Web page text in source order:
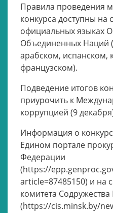
Правила проведения
конкурса доступны на
официальных языках
Объединенных Наций
арабском, испанском,
французском).
Подведение итогов
приурочить к
коррупцией (9
Информация о
Едином портале
Федерации
(https://
article=87485150) и на
комитета
(https://cis.minsk.by/